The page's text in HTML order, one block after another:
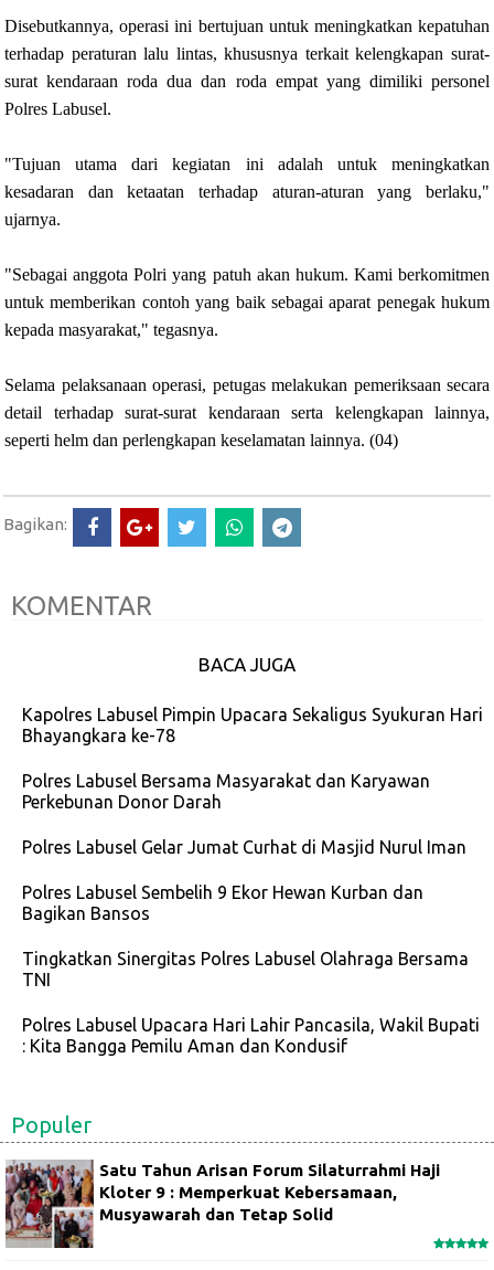
Disebutkannya, operasi ini bertujuan untuk meningkatkan kepatuhan
terhadap peraturan lalu lintas, khususnya terkait kelengkapan surat-
surat kendaraan roda dua dan roda empat yang dimiliki personel
Polres Labusel.
"Tujuan utama dari kegiatan ini adalah untuk meningkatkan
kesadaran dan ketaatan terhadap aturan-aturan yang berlaku,"
ujarnya.
"Sebagai anggota Polri yang patuh akan hukum. Kami berkomitmen
untuk memberikan contoh yang baik sebagai aparat penegak hukum
kepada masyarakat," tegasnya.
Selama pelaksanaan operasi, petugas melakukan pemeriksaan secara
detail terhadap surat-surat kendaraan serta kelengkapan lainnya,
seperti helm dan perlengkapan keselamatan lainnya. (04)
Bagikan:
KOMENTAR
BACA JUGA
Kapolres Labusel Pimpin Upacara Sekaligus Syukuran Hari
Bhayangkara ke-78
Polres Labusel Bersama Masyarakat dan Karyawan
Perkebunan Donor Darah
Polres Labusel Gelar Jumat Curhat di Masjid Nurul Iman
Polres Labusel Sembelih 9 Ekor Hewan Kurban dan
Bagikan Bansos
Tingkatkan Sinergitas Polres Labusel Olahraga Bersama
TNI
Polres Labusel Upacara Hari Lahir Pancasila, Wakil Bupati
: Kita Bangga Pemilu Aman dan Kondusif
Populer
Satu Tahun Arisan Forum Silaturrahmi Haji
Kloter 9 : Memperkuat Kebersamaan,
Musyawarah dan Tetap Solid